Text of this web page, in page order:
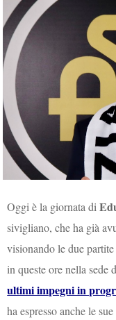
Oggi è la giornata di
sivigliano, che ha già
visionando le due
in queste ore nella
ultimi impegni in
ha espresso anche le